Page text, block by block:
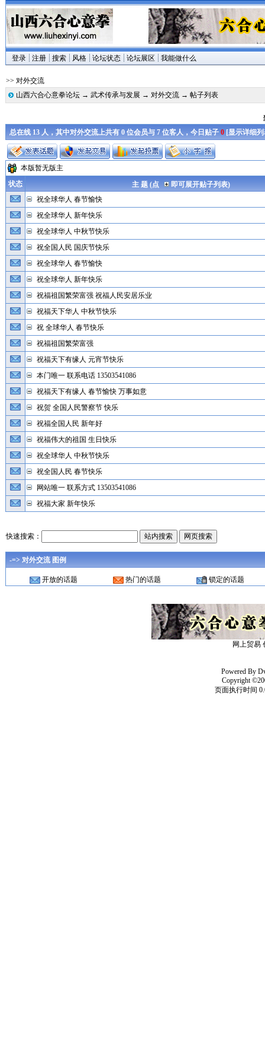
登录 注册 搜索 风格 论坛状态 论坛展区 我能做什么
>> 对外交流
山西六合心意拳论坛→ 武术传承与发展 → 对外交流→ 帖子列表
总在线 13 人，其中对外交流上共有 0 位会员与 7 位客人，今日贴子0[显示详细列
本版暂无版主
状态
主 题 (点
即可展开贴子列表)
祝全球华人 春节愉快
祝全球华人 新年快乐
祝全球华人 中秋节快乐
祝全国人民 国庆节快乐
祝全球华人 春节愉快
祝全球华人 新年快乐
祝福祖国繁荣富强 祝福人民安居乐业
祝福天下华人 中秋节快乐
祝 全球华人 春节快乐
祝福祖国繁荣富强
祝福天下有缘人 元宵节快乐
本门唯一 联系电话 13503541086
祝福天下有缘人 春节愉快 万事如意
祝贺 全国人民警察节 快乐
祝福全国人民 新年好
祝福伟大的祖国 生日快乐
祝全球华人 中秋节快乐
祝全国人民 春节快乐
网站唯一 联系方式 13503541086
祝福大家 新年快乐
快速搜索：
-=> 对外交流 图例
开放的话题 热门的话题 锁定的话题
网上贸易
Powered By
Copyright
页面执行时间